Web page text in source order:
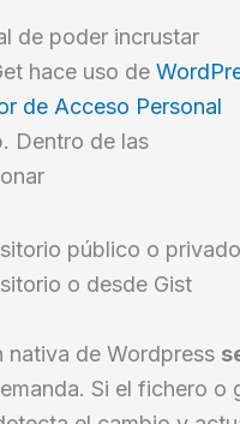
de poder incrustar
hace uso de
de Acceso Personal
Dentro de las
público o privado
o desde Gist
nativa de Wordpress
Si el fichero o